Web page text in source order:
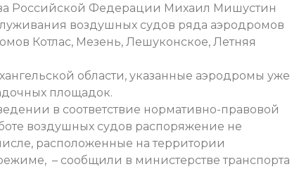
Российской Федерации Михаил Мишустин
воздушных судов ряда аэродромов
Котлас, Мезень, Лешуконское, Летняя
области, указанные аэродромы уже
площадок.
в соответствие нормативно-правовой
воздушных судов распоряжение не
расположенные на территории
– сообщили в министерстве транспорта